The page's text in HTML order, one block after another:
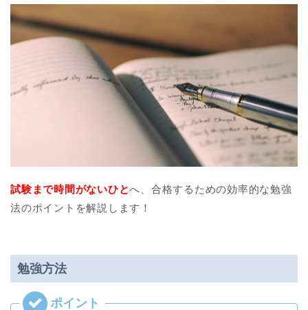
試験まで時間がないひとへ、合格するための効率的な勉強
法のポイントを解説します！
勉強方法